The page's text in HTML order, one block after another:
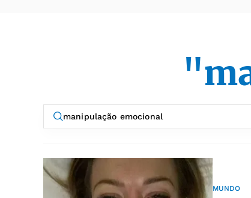
MUNDO